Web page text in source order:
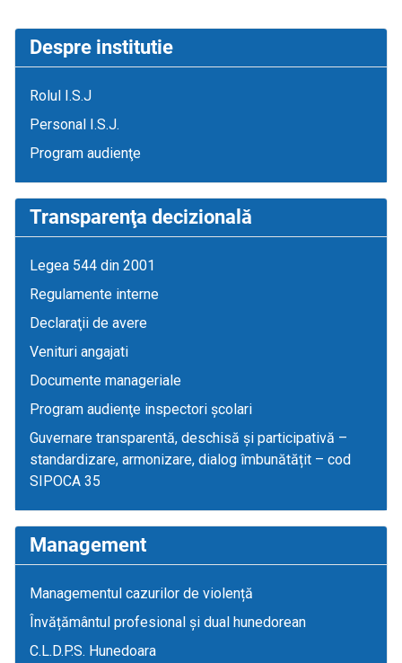
Despre institutie
Rolul I.S.J
Personal I.S.J.
Program audienţe
Transparenţa decizională
Legea 544 din 2001
Regulamente interne
Declaraţii de avere
Venituri angajati
Documente manageriale
Program audienţe inspectori școlari
Guvernare transparentă, deschisă și participativă –
standardizare, armonizare, dialog îmbunătățit – cod
SIPOCA 35
Management
Managementul cazurilor de violență
Învățământul profesional și dual hunedorean
C.L.D.P.S. Hunedoara